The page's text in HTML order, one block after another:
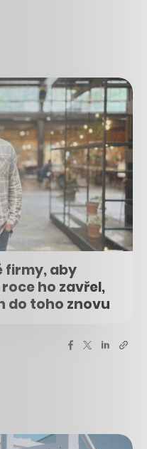
firmy, aby
ho zavřel,
do toho znovu